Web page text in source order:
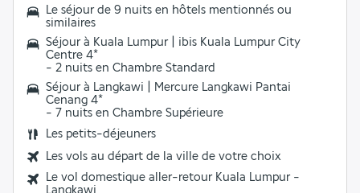
Le séjour de 9 nuits en hôtels mentionnés ou
similaires
Séjour à Kuala Lumpur | ibis Kuala Lumpur City
Centre 4*
- 2 nuits en Chambre Standard
Séjour à Langkawi | Mercure Langkawi Pantai
Cenang 4*
- 7 nuits en Chambre Supérieure
Les petits-déjeuners
Les vols au départ de la ville de votre choix
Le vol domestique aller-retour Kuala Lumpur -